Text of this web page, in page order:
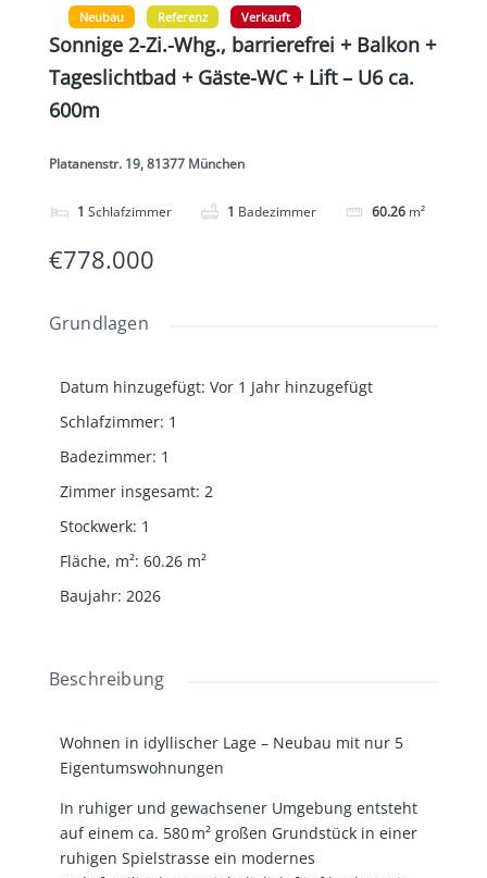
Neubau Referenz Verkauft
Sonnige 2-Zi.-Whg., barrierefrei + Balkon +
Tageslichtbad + Gäste-WC + Lift – U6 ca.
600m
Platanenstr. 19, 81377 München
1 Schlafzimmer 1 Badezimmer 60.26 m²
€778.000
Grundlagen
Datum hinzugefügt: Vor 1 Jahr hinzugefügt
Schlafzimmer: 1
Badezimmer: 1
Zimmer insgesamt: 2
Stockwerk: 1
Fläche, m²: 60.26 m²
Baujahr: 2026
Beschreibung
Wohnen in idyllischer Lage – Neubau mit nur 5
Eigentumswohnungen
In ruhiger und gewachsener Umgebung entsteht
auf einem ca. 580 m² großen Grundstück in einer
ruhigen Spielstrasse ein modernes